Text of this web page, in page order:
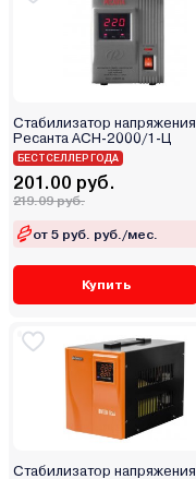
Стабилизатор напряжения
Ресанта АСН-2000/1-Ц
БЕСТСЕЛЛЕР ГОДА
201.00 руб.
219.09 руб.
от 5 руб. руб./мес.
Купить
Стабилизатор напряжения